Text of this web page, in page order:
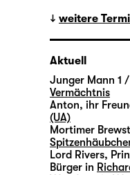
weitere
Aktuell
Junger Mann 1
Vermächtnis
Anton, ihr
(UA)
Mortimer
Lord Rivers,
Bürger in